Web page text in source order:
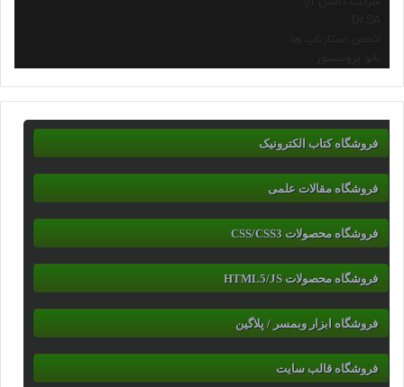
انجمن استارتاپ ها
نانو پروسسور
فروشگاه کتاب الکترونیک
فروشگاه مقالات علمی
فروشگاه محصولات CSS/CSS3
فروشگاه محصولات HTML5/JS
فروشگاه ابزار وبمسر / پلاگین
فروشگاه قالب سایت